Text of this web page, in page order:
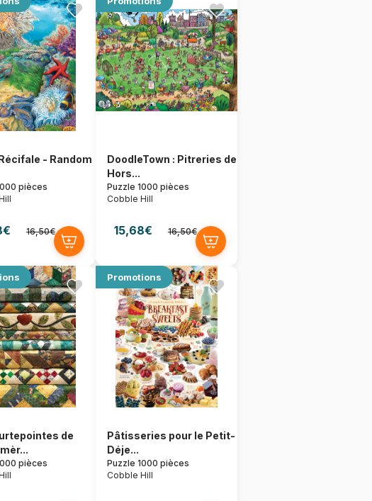
- Random
pièces
16,50€
DoodleTown : Pitreries de
Hors...
Puzzle 1000 pièces
Cobble Hill
15,68€ 16,50€
de
pièces
Promotions
Pâtisseries pour le Petit-
Déje...
Puzzle 1000 pièces
Cobble Hill